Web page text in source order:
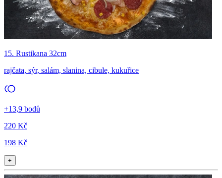
15. Rustikana 32cm
rajčata, sýr, salám, slanina, cibule, kukuřice
+13,9 bodů
220 Kč
198 Kč
+